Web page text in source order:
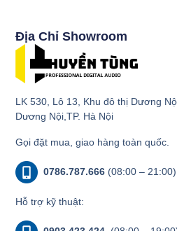
Địa Chỉ Showroom
LK 530, Lô 13, Khu đô thị Dương
Dương Nội,TP. Hà Nội
Gọi đặt mua, giao hàng toàn quốc.
0786.787.666 (08:00 – 21:00)
Hỗ trợ kỹ thuật: